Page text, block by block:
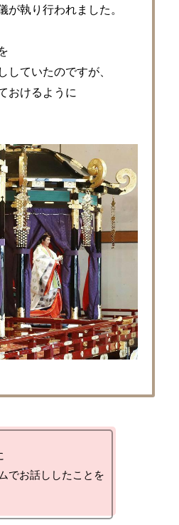
執り行われました。
ていたのですが、
おけるように
でお話ししたことを